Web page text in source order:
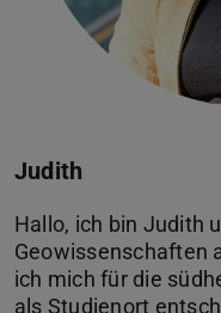
Judith
Hallo, ich bin Judith
Geowissenschaften
ich mich für die
als Studienort